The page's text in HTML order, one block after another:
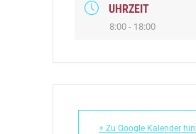
UHRZEIT
8:00 - 18:00
+ Zu Google Kalender